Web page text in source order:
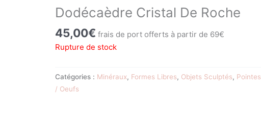
Dodécaèdre Cristal De Roche
45,00€ frais de port offerts à partir de 69€
Rupture de stock
Catégories : Minéraux, Formes Libres, Objets Sculptés, Pointes
/ Oeufs